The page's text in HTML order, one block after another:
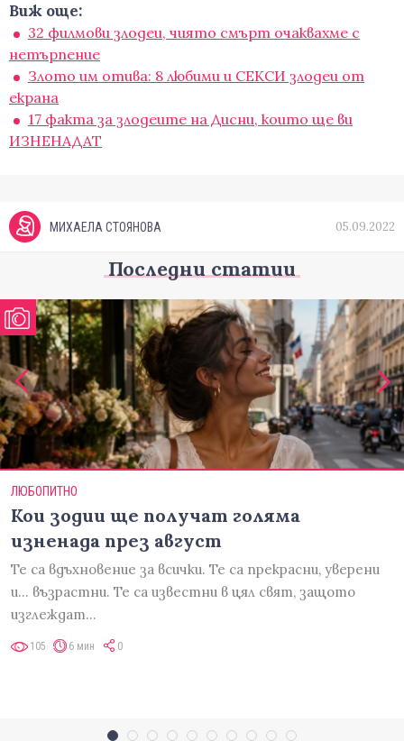
Виж още:
32 филмови злодеи, чиято смърт очаквахме с
нетърпение
Злото им отива: 8 любими и СЕКСИ злодеи от
екрана
17 факта за злодеите на Дисни, които ще ви
ИЗНЕНАДАТ
МИХАЕЛА СТОЯНОВА 05.09.2022
Последни статии
ЛЮБОПИТНО
Кои зодии ще получат голяма
изненада през август
Те са вдъхновение за всички. Те са прекрасни, уверени
и... възрастни. Те са известни в цял свят, защото
изглеждат…
105 6 мин 0